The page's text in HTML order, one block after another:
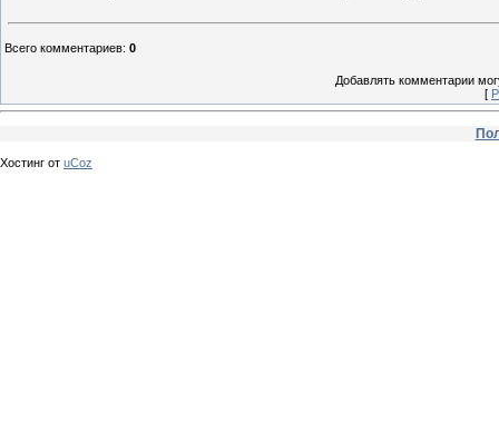
Всего комментариев: 0
Добавлять комментарии
[
Хостинг от uCoz